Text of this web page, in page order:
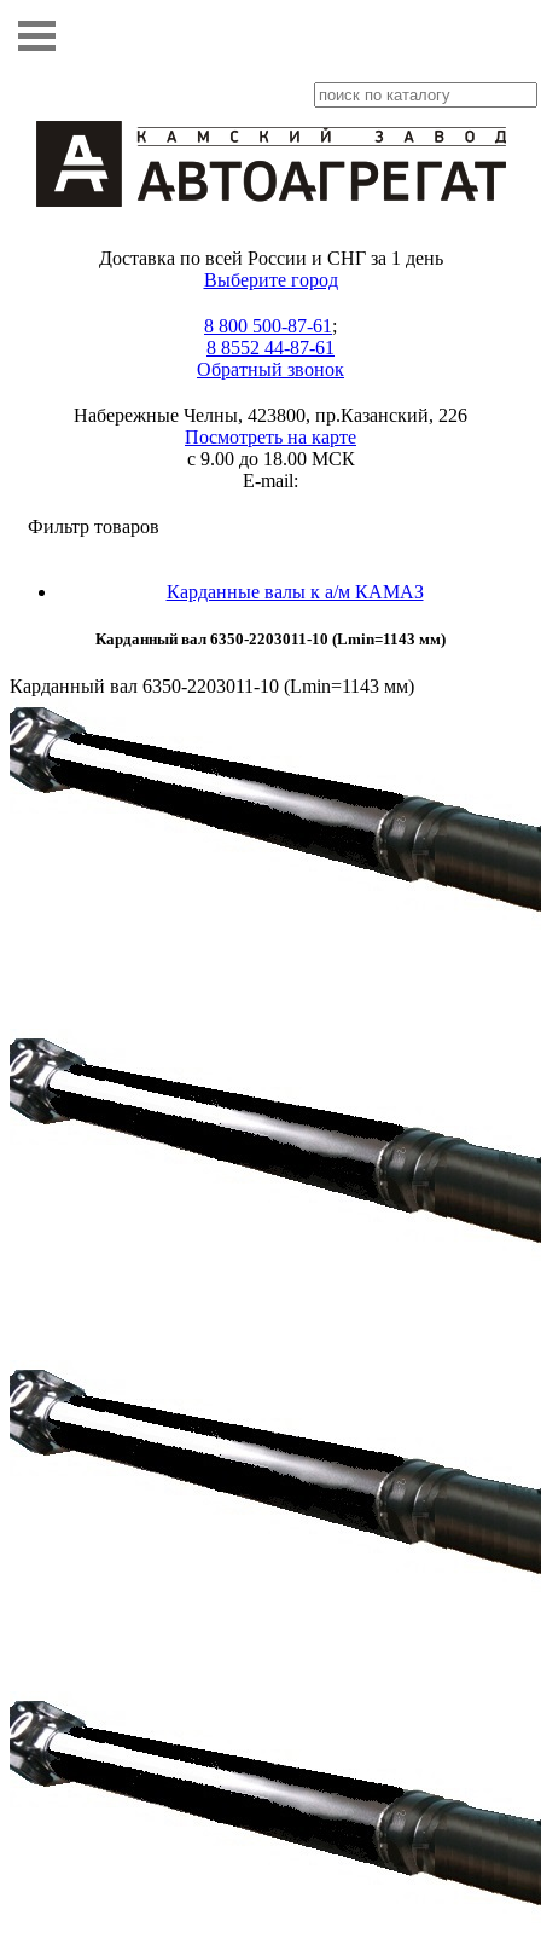
Доставка по всей России и СНГ за 1 день
Выберите город
8 800 500-87-61 ;
8 8552 44-87-61
Обратный звонок
Набережные Челны, 423800, пр.Казанский, 226
Посмотреть на карте
с 9.00 до 18.00 МСК
E-mail:
Фильтр товаров
Карданные валы к а/м КАМАЗ
Карданный вал 6350-2203011-10 (Lmin=1143 мм)
Карданный вал 6350-2203011-10 (Lmin=1143 мм)